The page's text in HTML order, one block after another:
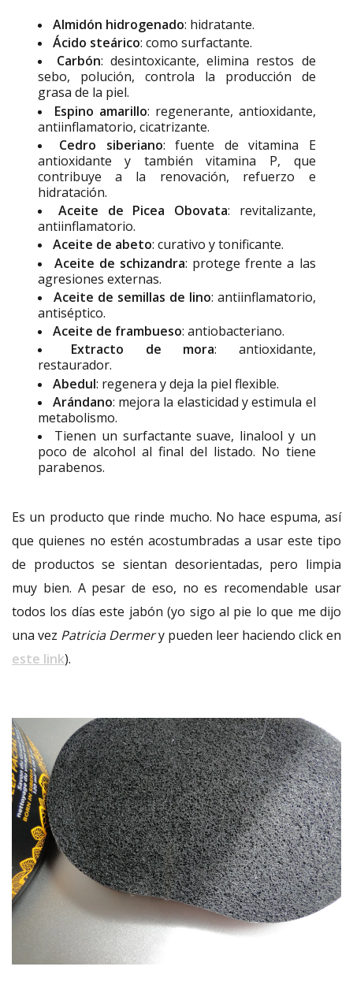
Almidón hidrogenado: hidratante.
Ácido steárico: como surfactante.
Carbón: desintoxicante, elimina restos de
sebo, polución, controla la producción de
grasa de la piel.
Espino amarillo: regenerante, antioxidante,
antiinflamatorio, cicatrizante.
Cedro siberiano: fuente de vitamina E
antioxidante y también vitamina P, que
contribuye a la renovación, refuerzo e
hidratación.
Aceite de Picea Obovata: revitalizante,
antiinflamatorio.
Aceite de abeto: curativo y tonificante.
Aceite de schizandra: protege frente a las
agresiones externas.
Aceite de semillas de lino: antiinflamatorio,
antiséptico.
Aceite de frambueso: antiobacteriano.
Extracto de mora: antioxidante,
restaurador.
Abedul: regenera y deja la piel flexible.
Arándano: mejora la elasticidad y estimula el
metabolismo.
Tienen un surfactante suave, linalool y un
poco de alcohol al final del listado. No tiene
parabenos.
Es un producto que rinde mucho. No hace espuma, así
que quienes no estén acostumbradas a usar este tipo
de productos se sientan desorientadas, pero limpia
muy bien. A pesar de eso, no es recomendable usar
todos los días este jabón (yo sigo al pie lo que me dijo
una vez Patricia Dermery pueden leer haciendo click en
este link).